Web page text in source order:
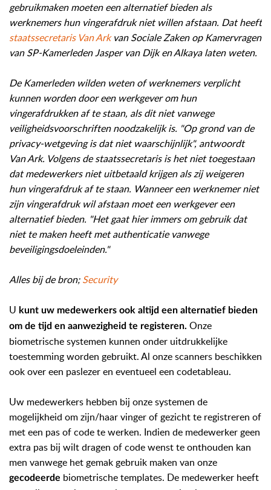
gebruikmaken moeten een alternatief bieden als
werknemers hun vingerafdruk niet willen afstaan. Dat heeft
staatssecretaris Van Arkvan Sociale Zaken op Kamervragen
van SP-Kamerleden Jasper van Dijk en Alkaya laten weten.
De Kamerleden wilden weten of werknemers verplicht
kunnen worden door een werkgever om hun
vingerafdrukken af te staan, als dit niet vanwege
veiligheidsvoorschriften noodzakelijk is. "Op grond van de
privacy-wetgeving is dat niet waarschijnlijk", antwoordt
Van Ark. Volgens de staatssecretaris is het niet toegestaan
dat medewerkers niet uitbetaald krijgen als zij weigeren
hun vingerafdruk af te staan. Wanneer een werknemer niet
zijn vingerafdruk wil afstaan moet een werkgever een
alternatief bieden. "Het gaat hier immers om gebruik dat
niet te maken heeft met authenticatie vanwege
beveiligingsdoeleinden."
Alles bij de bron;Security
U kunt uw medewerkers ook altijd een alternatief bieden
om de tijd en aanwezigheid te registeren. Onze
biometrische systemen kunnen onder uitdrukkelijke
toestemming worden gebruikt. Al onze scanners beschikken
ook over een paslezer en eventueel een codetableau.
Uw medewerkers hebben bij onze systemen de
mogelijkheid om zijn/haar vinger of gezicht te registreren of
met een pas of code te werken. Indien de medewerker geen
extra pas bij wilt dragen of code wenst te onthouden kan
men vanwege het gemak gebruik maken van onze
gecodeerde biometrische templates. De medewerker heeft